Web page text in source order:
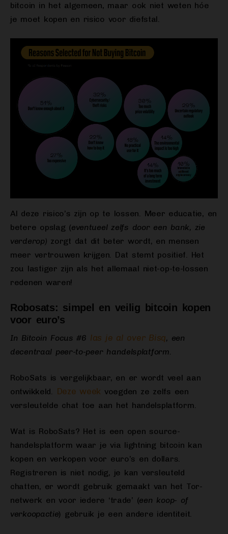
bitcoin in het algemeen, maar ook niet weten hóe
je moet kopen en risico voor diefstal.
Al deze risico’s zijn op te lossen. Meer educatie, en
betere opslag (eventueel zelfs door een bank, zie
verderop) zorgt dat dit beter wordt, en mensen
meer vertrouwen krijgen. Dat stemt positief. Het
zou lastiger zijn als het allemaal niet-op-te-lossen
redenen waren!
Robosats: simpel en veilig bitcoin kopen
voor euro’s
In Bitcoin Focus #6 las je al over Bisq, een
decentraal peer-to-peer handelsplatform.
RoboSats is vergelijkbaar, en er wordt veel aan
ontwikkeld.
Deze week voegden ze zelfs een
versleutelde chat toe aan het handelsplatform.
Wat is RoboSats? Het is een open source-
handelsplatform waar je via lightning bitcoin kan
kopen en verkopen voor euro’s en dollars.
Registreren is niet nodig, je kan versleuteld
chatten, er wordt gebruik gemaakt van het Tor-
netwerk en voor iedere ‘trade’ (een koop- of
verkoopactie) gebruik je een andere identiteit.